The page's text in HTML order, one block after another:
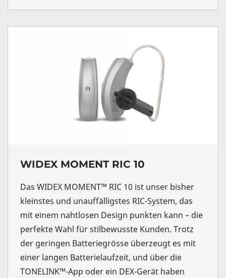
WIDEX MOMENT RIC 10
Das WIDEX MOMENT™ RIC 10 ist unser bisher
kleinstes und unauffälligstes RIC-System, das
mit einem nahtlosen Design punkten kann – die
perfekte Wahl für stilbewusste Kunden. Trotz
der geringen Batteriegrösse überzeugt es mit
einer langen Batterielaufzeit, und über die
TONELINK™-App oder ein DEX-Gerät haben